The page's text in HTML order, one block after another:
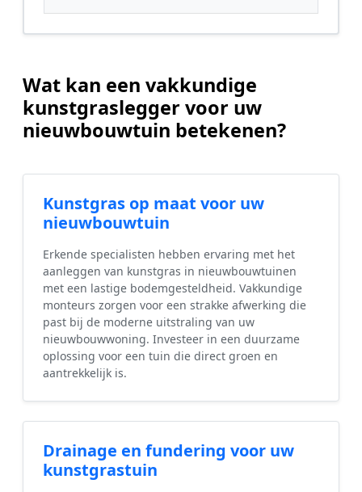
Wat kan een vakkundige
kunstgraslegger voor uw
nieuwbouwtuin betekenen?
Kunstgras op maat voor uw
nieuwbouwtuin
Erkende specialisten hebben ervaring met het
aanleggen van kunstgras in nieuwbouwtuinen
met een lastige bodemgesteldheid. Vakkundige
monteurs zorgen voor een strakke afwerking die
past bij de moderne uitstraling van uw
nieuwbouwwoning. Investeer in een duurzame
oplossing voor een tuin die direct groen en
aantrekkelijk is.
Drainage en fundering voor uw
kunstgrastuin